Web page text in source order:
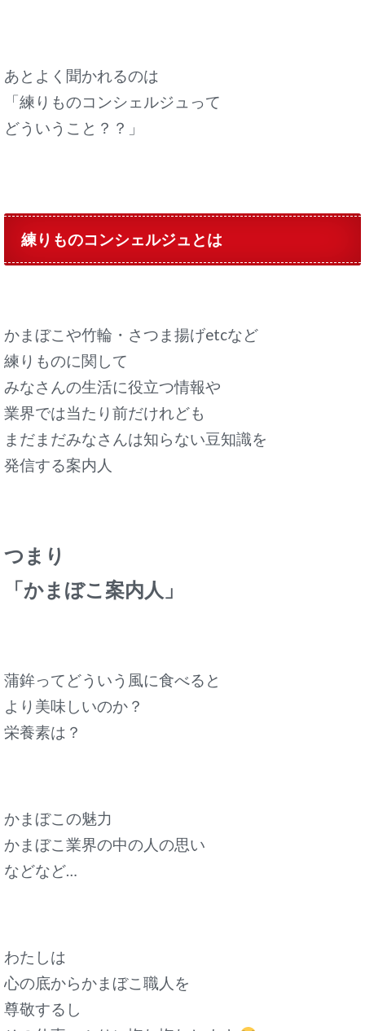
あとよく聞かれるのは
「練りものコンシェルジュって
どういうこと？？」
練りものコンシェルジュとは
かまぼこや竹輪・さつま揚げetcなど
練りものに関して
みなさんの生活に役立つ情報や
業界では当たり前だけれども
まだまだみなさんは知らない豆知識を
発信する案内人
つまり
「かまぼこ案内人」
蒲鉾ってどういう風に食べると
より美味しいのか？
栄養素は？
かまぼこの魅力
かまぼこ業界の中の人の思い
などなど…
わたしは
心の底からかまぼこ職人を
尊敬するし